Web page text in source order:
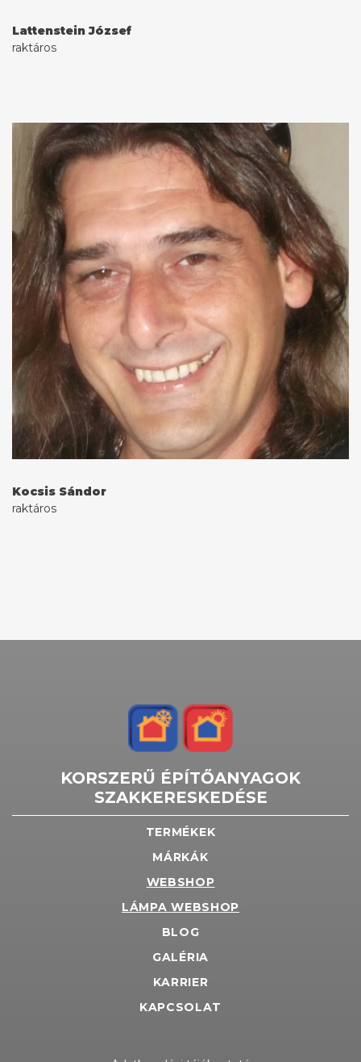
Lattenstein József
raktáros
Kocsis Sándor
raktáros
KORSZERŰ ÉPÍTŐANYAGOK
SZAKKERESKEDÉSE
TERMÉKEK
MÁRKÁK
WEBSHOP
LÁMPA WEBSHOP
BLOG
GALÉRIA
KARRIER
KAPCSOLAT